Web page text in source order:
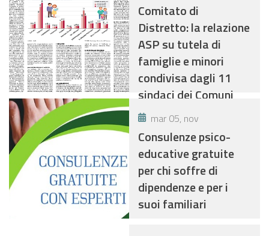
Comitato di
Distretto: la relazione
ASP su tutela di
famiglie e minori
condivisa dagli 11
sindaci dei Comuni
mar 05, nov
Consulenze psico-
educative gratuite
per chi soffre di
dipendenze e per i
suoi familiari